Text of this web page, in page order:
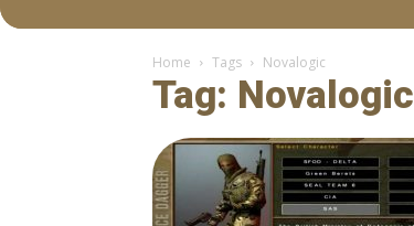
Home Tags Novalogic
Tag: Novalogic